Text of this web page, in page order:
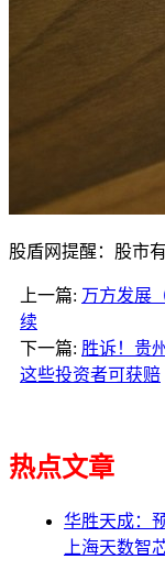
股盾网提醒：股市
上一篇: 万方发展
续
下一篇: 胜诉！贵
这些投资者可获赔
热点文章
华胜天成：
上海天数智